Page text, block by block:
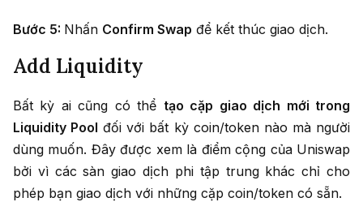
Bước 5: Nhấn Confirm Swap để kết thúc giao dịch.
Add Liquidity
Bất kỳ ai cũng có thể tạo cặp giao dịch mới trong
Liquidity Pool đối với bất kỳ coin/token nào mà người
dùng muốn. Đây được xem là điểm cộng của Uniswap
bởi vì các sàn giao dịch phi tập trung khác chỉ cho
phép bạn giao dịch với những cặp coin/token có sẵn.